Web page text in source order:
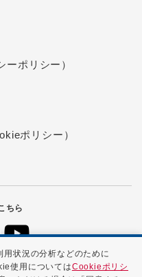
ポリシー）
ポリシー）
ちら
状況の分析などのために
使用についてはCookieポリシ